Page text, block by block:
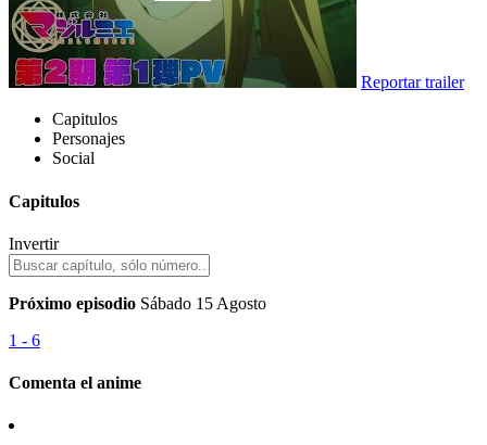
Reportar trailer
Capitulos
Personajes
Social
Capitulos
Invertir
Próximo episodio Sábado 15 Agosto
1 - 6
Comenta el anime